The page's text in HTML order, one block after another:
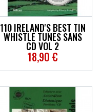
110 IRELAND'S BEST TIN
WHISTLE TUNES SANS
CD VOL 2
18,90 €